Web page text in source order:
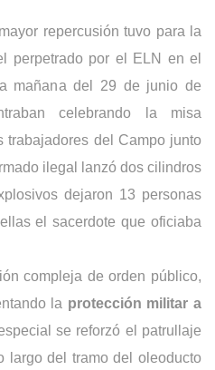
repercusión tuvo para la
perpetrado por el ELN en el
mañana del 29 de junio de
celebrando la misa
trabajadores del Campo junto
ilegal lanzó dos cilindros
dejaron 13 personas
el sacerdote que oficiaba
compleja de orden público,
la protección militar a
se reforzó el patrullaje
largo del tramo del oleoducto